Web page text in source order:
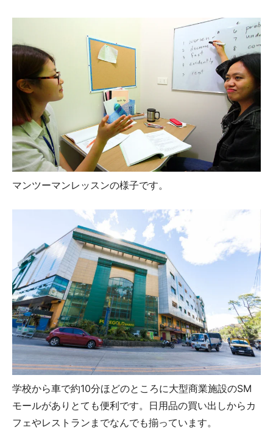
マンツーマンレッスンの様子です。
学校から車で約10分ほどのところに大型商業施設のSM
モールがありとても便利です。日用品の買い出しからカ
フェやレストランまでなんでも揃っています。